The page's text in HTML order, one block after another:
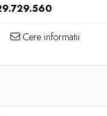
Cere informatii